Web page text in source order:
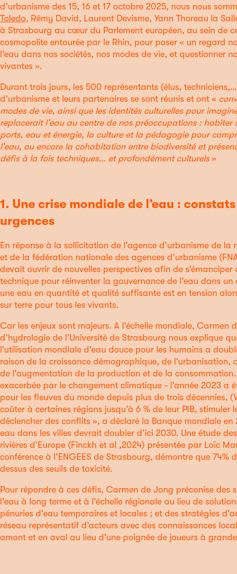
d’urbanisme des 15, 16 et 17 octobre 2025, nous nous
Toledo, Rémy David, Laurent Devisme, Yann Thoreau la
à Strasbourg au cœur du Parlement européen, au sein de
cosmopolite entourée par le Rhin, pour poser « un regard
l’eau dans nos sociétés, nos modes de vie, et questionner
vivantes ».
Durant trois jours, les 500 représentants (élus,
d’urbanisme et leurs partenaires se sont réunis et ont «
modes de vie, ainsi que les identités culturelles pour
replacerait l’eau au centre de nos préoccupations : habiter
ports, eau et énergie, la culture et la pédagogie pour
l’eau, ou encore la cohabitation entre biodiversité et
défis à la fois techniques… et profondément culturels»
1. Une crise mondiale de l’eau :
urgences
En réponse à la sollicitation de l’agence d’urbanisme de la
et de la fédération nationale des agences d’urbanisme
devait ouvrir de nouvelles perspectives afin de s’émanciper
technique pour réinventer la gouvernance de l’eau dans un
une eau en quantité et qualité suffisante est en tension
sur terre pour tous les vivants.
Car les enjeux sont majeurs. A l’échelle mondiale, Carmen
d’hydrologie de l’Université de Strasbourg nous explique
l'utilisation mondiale d'eau douce pour les humains a
raison de la croissance démographique, de l'urbanisation,
de l'augmentation de la production et de la consommation.
exacerbée par le changement climatique - l’année 2023 a
pour les fleuves du monde depuis plus de trois décennies,
coûter à certaines régions jusqu’à 6 % de leur PIB, stimuler
déclencher des conflits », a déclaré la Banque mondiale en
eau dans les villes devrait doubler d’ici 2030. Une étude
rivières d’Europe (Finckh et al ,2024) présentée par Loïc
conférence à l’ENGEES de Strasbourg, démontre que 74%
dessus des seuils de toxicité.
Pour répondre à ces défis, Carmen de Jong préconise des
l’eau à long terme et à l’échelle régionale au lieu de
pénuries d'eau temporaires et locales ; et des stratégies
réseau représentatif d’acteurs avec des connaissances
amont et en aval au lieu d'une poignée de joueurs à